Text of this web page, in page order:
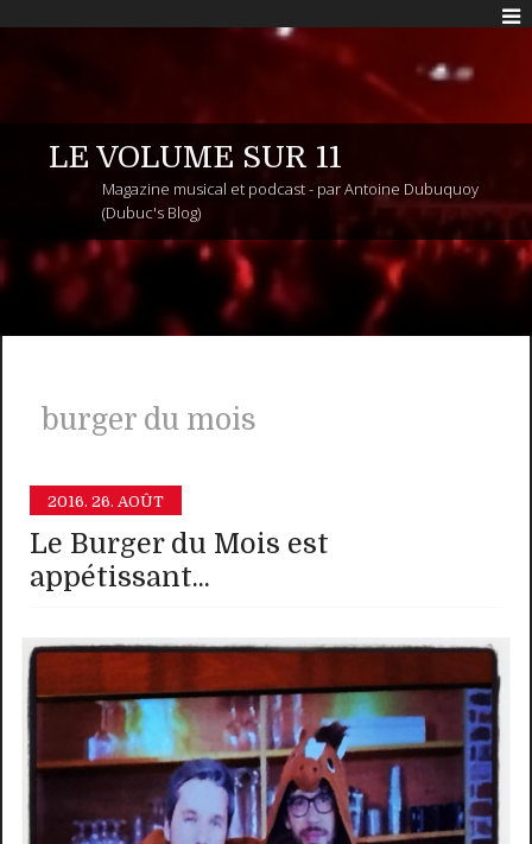
LE VOLUME SUR 11
Magazine musical et podcast - par Antoine Dubuquoy
(Dubuc's Blog)
burger du mois
2016. 26. AOÛT
Le Burger du Mois est
appétissant...